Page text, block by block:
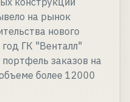
на рынок
нового
ГК "Венталл"
заказов на
более 12000